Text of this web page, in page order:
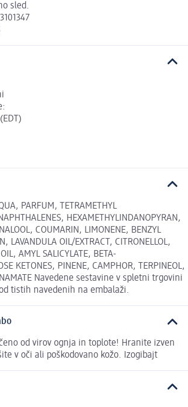
sled.
PARFUM, TETRAMETHYL
HEXAMETHYLINDANOPYRAN,
COUMARIN, LIMONENE, BENZYL
LAVANDULA OIL/EXTRACT, CITRONELLOL,
AMYL SALICYLATE, BETA-
KETONES, PINENE, CAMPHOR, TERPINEOL,
Navedene sestavine v spletni trgovini
tistih navedenih na embalaži.
od virov ognja in toplote! Hranite izven
v oči ali poškodovano kožo. Izogibajt